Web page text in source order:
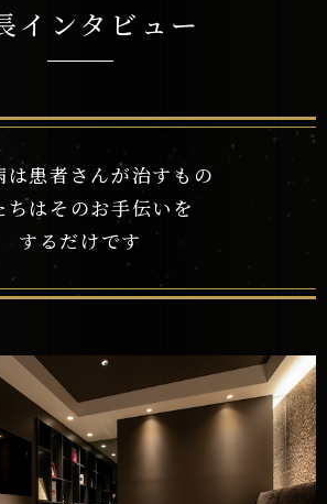
インタビュー
は患者さんが治すもの
ちはそのお手伝いを
するだけです